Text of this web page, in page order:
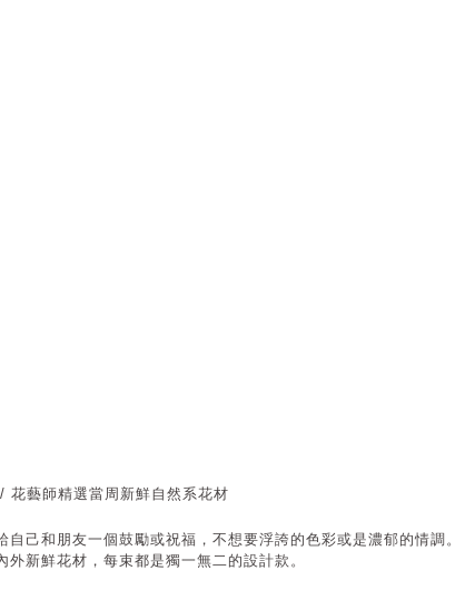
花藝師精選當周新鮮自然系花材
己和朋友一個鼓勵或祝福，不想要浮誇的色彩或是濃郁的情調。
新鮮花材，每束都是獨一無二的設計款。